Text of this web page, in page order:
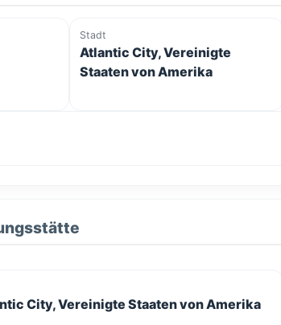
Stadt
Atlantic City, Vereinigte
Staaten von Amerika
City, Vereinigte Staaten von Amerika